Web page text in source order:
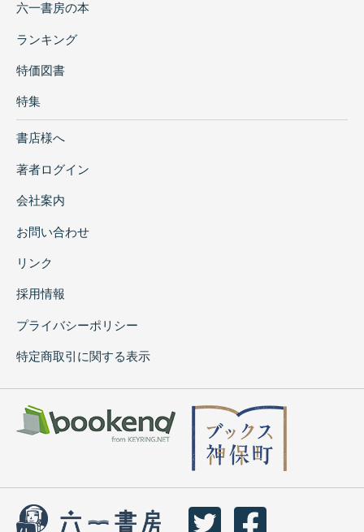
六一書房の本
ランキング
特価図書
特集
書店様へ
著者ログイン
会社案内
お問い合わせ
リンク
採用情報
プライバシーポリシー
特定商取引に関する表示